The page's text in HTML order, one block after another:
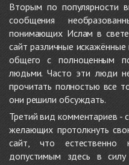
Вторым по популярности
сообщения
понимающих Ислам в
сайт различные
общего с полноценным
людьми. Часто эти люди
прочитать полностью все
они решили обсуждать.
Третий вид комментариев -
желающих протолкнуть
сайт, что естественно
допустимым здесь в